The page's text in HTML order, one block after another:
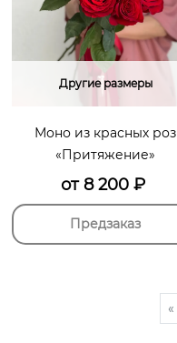
Другие размеры
Моно из красных роз
«Притяжение»
от8 200 ₽
Предзаказ
«